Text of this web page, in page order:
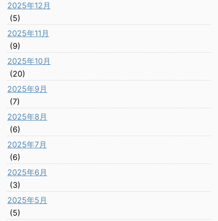
2025年12月
(5)
2025年11月
(9)
2025年10月
(20)
2025年9月
(7)
2025年8月
(6)
2025年7月
(6)
2025年6月
(3)
2025年5月
(5)